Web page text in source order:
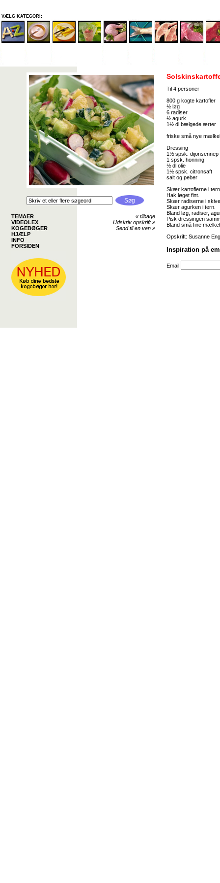
VÆLG KATEGORI:
TEMAER
VIDEOLEX
KOGEBØGER
HJÆLP
INFO
FORSIDEN
« tilbage
Udskriv opskrift»
Send til en ven »
Til 4 personer
800 g kogte kartofler
½ løg
6 radiser
½ agurk
1½ dl bælgede ærter
friske små nye
Dressing
1½ spsk. dijonsennep
1 spsk. honning
½ dl olie
1½ spsk. citronsaft
salt og peber
Skær kartoflerne i
Hak løget fint.
Skær radiserne i
Skær agurken i tern.
Bland løg, radiser,
Pisk dressingen
Bland små fine
Opskrift: Susanne
Inspiration på
Email